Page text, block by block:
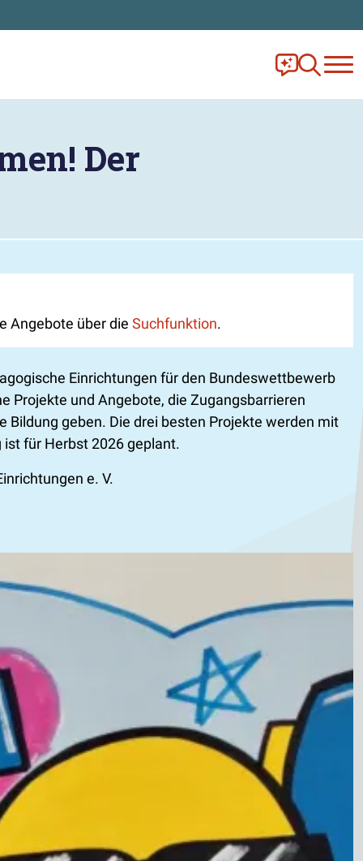
Frag Ella!
Zur
Der
Angebote über die Suchfunktion.
Einrichtungen für den Bundeswettbewerb
Projekte und Angebote, die Zugangsbarrieren
geben. Die drei besten Projekte werden mit
ist für Herbst 2026 geplant.
e. V.